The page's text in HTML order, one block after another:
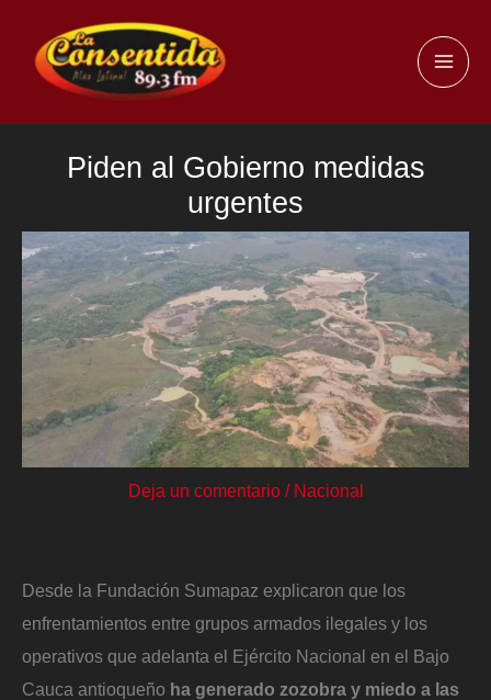
contenido
Piden al Gobierno medidas
urgentes
Deja un comentario / Nacional
Desde la Fundación Sumapaz explicaron que los
enfrentamientos entre grupos armados ilegales y los
operativos que adelanta el Ejército Nacional en el Bajo
Cauca antioqueño ha generado zozobra y miedo a las